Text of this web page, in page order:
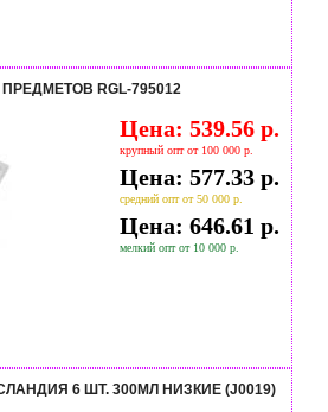
RGL-795012
Цена: 539.56 р.
крупный опт от 100 000 р.
Цена: 577.33 р.
средний опт от 50 000 р.
Цена: 646.61 р.
мелкий опт от 10 000 р.
6 ШТ. 300МЛ НИЗКИЕ (J0019)